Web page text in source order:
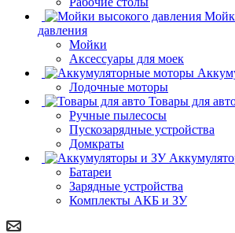
давления
Мойки
Аксессуары для моек
Лодочные моторы
Товары для
Ручные пылесосы
Пускозарядные устройства
Домкраты
Батареи
Зарядные устройства
Комплекты АКБ и ЗУ